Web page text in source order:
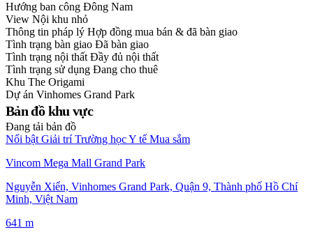
Hướng ban công Đông Nam
View Nội khu nhỏ
Thông tin pháp lý Hợp đồng mua bán & đã bàn giao
Tình trạng bàn giao Đã bàn giao
Tình trạng nội thất Đầy đủ nội thất
Tình trạng sử dụng Đang cho thuê
Khu The Origami
Dự án Vinhomes Grand Park
Bản đồ khu vực
Đang tải bản đồ
Nổi bật Giải trí Trường họcY tế Mua sắm
Vincom Mega Mall Grand Park
Nguyễn Xiển, Vinhomes Grand Park, Quận 9, Thành phố Hồ Chí
Minh, Việt Nam
641 m